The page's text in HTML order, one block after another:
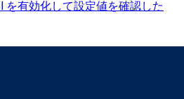
有効化して設定値を確認した